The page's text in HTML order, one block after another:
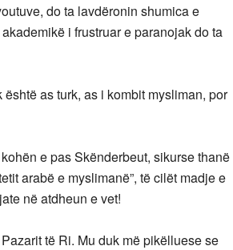
do ta lavdëronin shumica e
i frustruar e paranojak do ta
as turk, as i kombit mysliman, por
e pas Skënderbeut, sikurse thanë
arabë e myslimanë”, të cilët madje e
në atdheun e vet!
të Ri. Mu duk më pikëlluese se